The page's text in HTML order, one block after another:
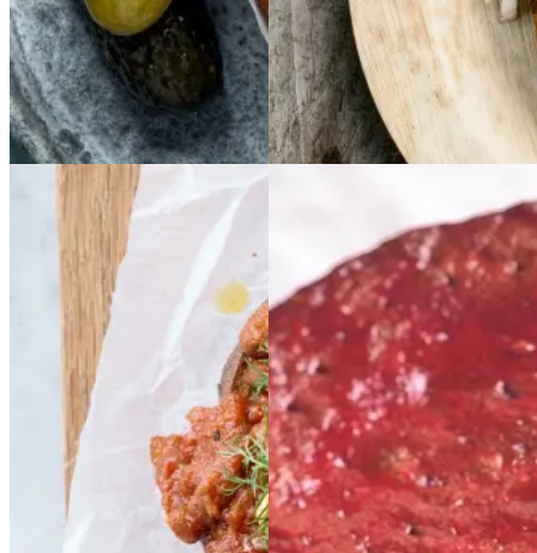
Aftensmad
Forårsmad
Sommermad
Dansk mad
Baked Baked
beans på
på
stegt brødbrød
BygkageBygkage
medmed
ribssirupribssirup